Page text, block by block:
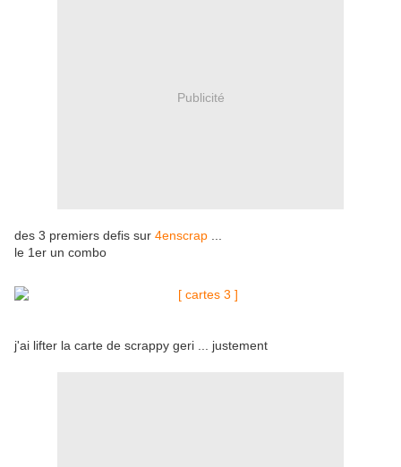
Publicité
des 3 premiers defis sur 4enscrap
le 1er un combo
j'ai lifter la carte de scrappy geri ... justement